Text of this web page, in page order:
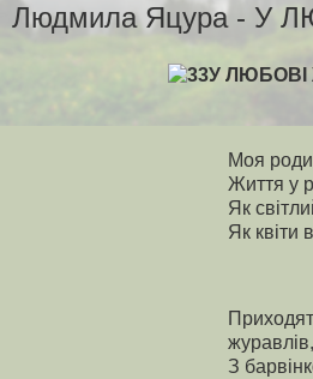
Людмила Яцура - У
У ЛЮБОВІ
Моя
Життя у
Як
Як квіти
журавлів,
З